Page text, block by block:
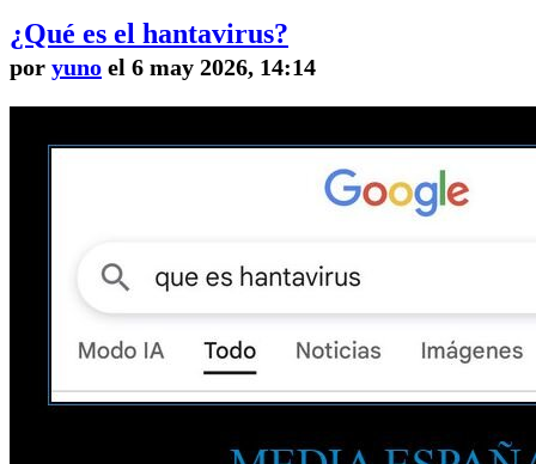
¿Qué es el hantavirus?
por yuno el 6 may 2026, 14:14